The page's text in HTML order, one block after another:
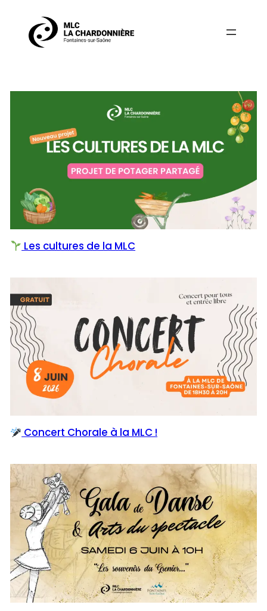
contenu
Les cultures de la MLC
Concert Chorale à la MLC !